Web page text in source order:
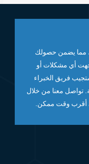
مما يضمن حصولك
أي مشكلات أو
فريق الخبراء
تواصل معنا من خلال
أقرب وقت ممكن.